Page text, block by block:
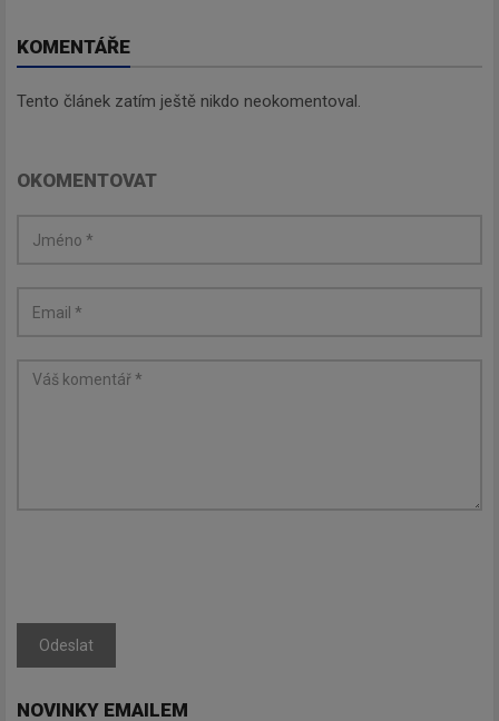
KOMENTÁŘE
Tento článek zatím ještě nikdo neokomentoval.
OKOMENTOVAT
Odeslat
NOVINKY EMAILEM